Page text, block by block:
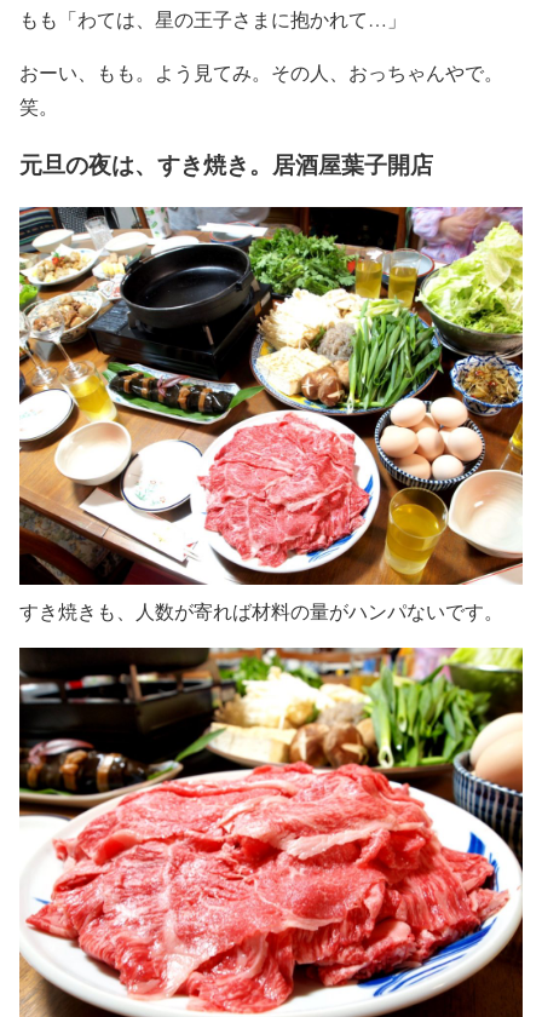
もも「わては、星の王子さまに抱かれて…」
おーい、もも。よう見てみ。その人、おっちゃんやで。
笑。
元旦の夜は、すき焼き。居酒屋葉子開店
すき焼きも、人数が寄れば材料の量がハンパないです。